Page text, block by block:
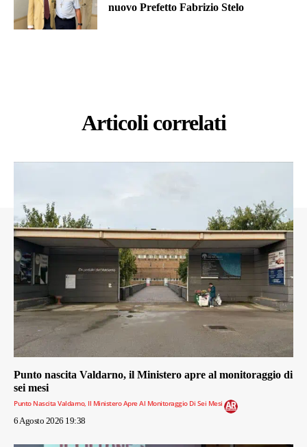
nuovo Prefetto Fabrizio Stelo
Articoli correlati
Punto nascita Valdarno, il Ministero apre al monitoraggio di
sei mesi
Punto Nascita Valdarno, Il Ministero Apre Al Monitoraggio Di Sei Mesi
6 Agosto 2026 19:38